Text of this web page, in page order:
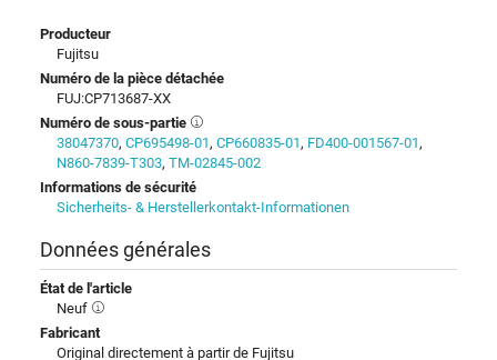
Producteur
Fujitsu
Numéro de la pièce détachée
FUJ:CP713687-XX
Numéro de sous-partie
38047370, CP695498-01, CP660835-01, FD400-001567-01,
N860-7839-T303, TM-02845-002
Informations de sécurité
Sicherheits- & Herstellerkontakt-Informationen
Données générales
État de l'article
Neuf
Fabricant
Original directement à partir de Fujitsu